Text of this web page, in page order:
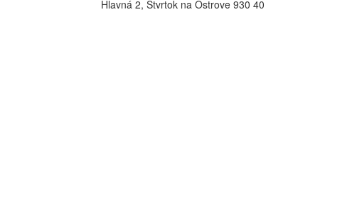
Hlavná 2, Štvrtok na Ostrove 930 40